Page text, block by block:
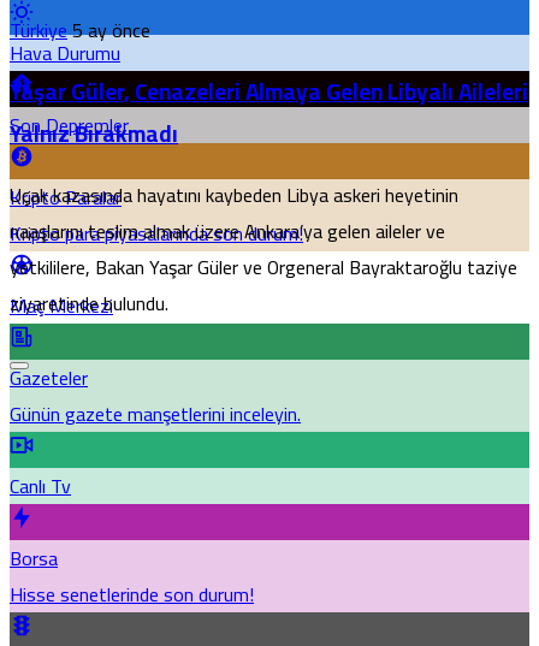
Hava Durumu
Son Depremler
Kripto Paralar
Kripto para piyasalarında son durum!
Maç Merkezi
Gazeteler
Günün gazete manşetlerini inceleyin.
Canlı Tv
Borsa
Hisse senetlerinde son durum!
Türkiye5 ay önce
Yaşar Güler, Cenazeleri Almaya Gelen Libyalı Aileleri
Yalnız Bırakmadı
Uçak kazasında hayatını kaybeden Libya askeri heyetinin
naaşlarını teslim almak üzere Ankara’ya gelen aileler ve
yetkililere, Bakan Yaşar Güler ve Orgeneral Bayraktaroğlu taziye
ziyaretinde bulundu.